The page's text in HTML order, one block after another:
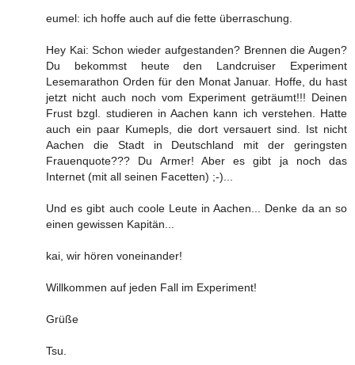
eumel: ich hoffe auch auf die fette überraschung.
Hey Kai: Schon wieder aufgestanden? Brennen die Augen?
Du bekommst heute den Landcruiser Experiment
Lesemarathon Orden für den Monat Januar. Hoffe, du hast
jetzt nicht auch noch vom Experiment geträumt!!! Deinen
Frust bzgl. studieren in Aachen kann ich verstehen. Hatte
auch ein paar Kumepls, die dort versauert sind. Ist nicht
Aachen die Stadt in Deutschland mit der geringsten
Frauenquote??? Du Armer! Aber es gibt ja noch das
Internet (mit all seinen Facetten) ;-)...
Und es gibt auch coole Leute in Aachen... Denke da an so
einen gewissen Kapitän...
kai, wir hören voneinander!
Willkommen auf jeden Fall im Experiment!
Grüße
Tsu.